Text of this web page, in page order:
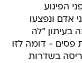
הפיגוע
הרמבלה שבו נרצחו 13 בני אדם ונפצעו
בעיתון "לה
פסים - דומה לזו
בשדרות